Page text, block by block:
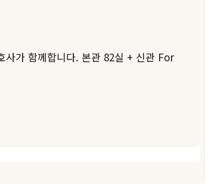
사가 함께합니다. 본관 82실 + 신관 For